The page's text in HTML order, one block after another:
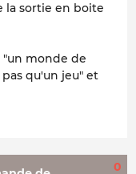
la sortie en boite
"un monde de
qu'un jeu" et
0